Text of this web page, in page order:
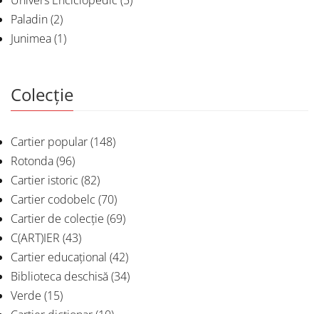
Paladin(2)
Junimea(1)
Colecție
Cartier popular(148)
Rotonda(96)
Cartier istoric (82)
Cartier codobelc (70)
Cartier de colecție (69)
C(ART)IER (43)
Cartier educațional (42)
Biblioteca deschisă(34)
Verde (15)